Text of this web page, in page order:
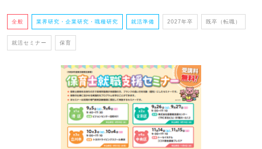
全般 業界研究・企業研究・職種研究 就活準備 2027年卒 既卒（転職）
就活セミナー 保育